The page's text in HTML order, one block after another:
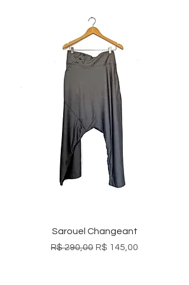
Sarouel Changeant
Preço normal
R$ 290,00 Preço promocional
R$ 145,00